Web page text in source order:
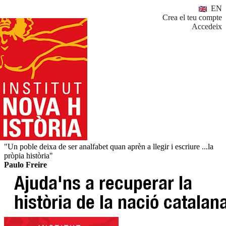
EN
Crea el teu compte
Accedeix
"Un poble deixa de ser analfabet quan aprèn a llegir i escriure ...la
pròpia història"
Paulo Freire